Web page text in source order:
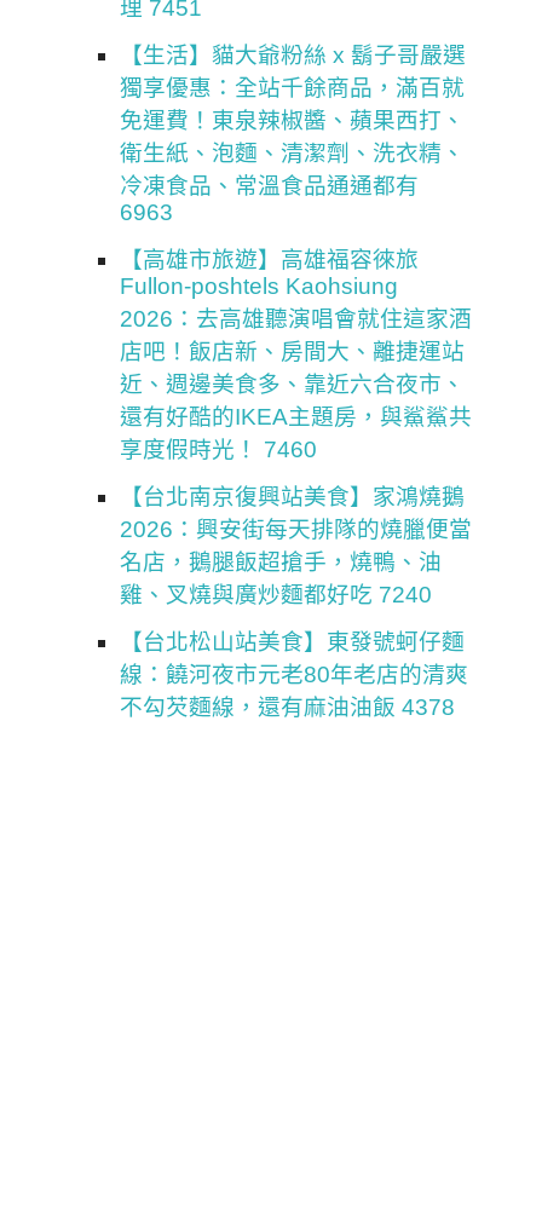
理 7451
【生活】貓大爺粉絲 x 鬍子哥嚴選
獨享優惠：全站千餘商品，滿百就
免運費！東泉辣椒醬、蘋果西打、
衛生紙、泡麵、清潔劑、洗衣精、
冷凍食品、常溫食品通通都有
6963
【高雄市旅遊】高雄福容徠旅
Fullon-poshtels Kaohsiung
2026：去高雄聽演唱會就住這家酒
店吧！飯店新、房間大、離捷運站
近、週邊美食多、靠近六合夜市、
還有好酷的IKEA主題房，與鯊鯊共
享度假時光！ 7460
【台北南京復興站美食】家鴻燒鵝
2026：興安街每天排隊的燒臘便當
名店，鵝腿飯超搶手，燒鴨、油
雞、叉燒與廣炒麵都好吃 7240
【台北松山站美食】東發號蚵仔麵
線：饒河夜市元老80年老店的清爽
不勾芡麵線，還有麻油油飯 4378